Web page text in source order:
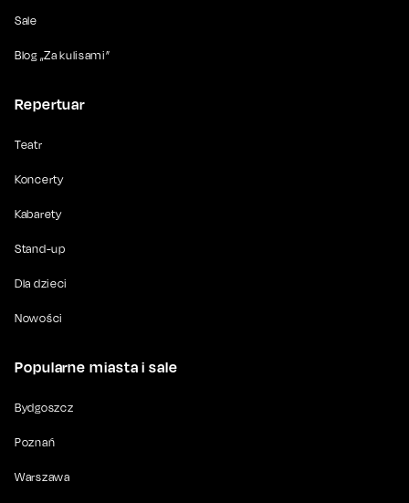
Sale
Blog „Za kulisami”
Repertuar
Teatr
Koncerty
Kabarety
Stand-up
Dla dzieci
Nowości
Popularne miasta i sale
Bydgoszcz
Poznań
Warszawa